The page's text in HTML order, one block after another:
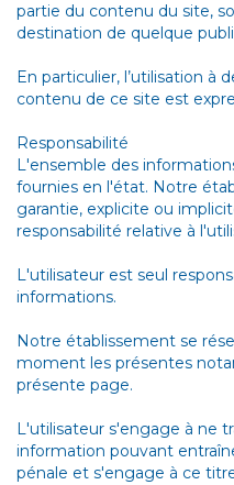
partie du contenu du site,
destination de quelque
En particulier, l’utilisation à
contenu de ce site est
Responsabilité
L'ensemble des
fournies en l'état. Notre
garantie, explicite ou
responsabilité relative à
L'utilisateur est seul
informations.
Notre établissement se
moment les présentes
présente page.
L'utilisateur s'engage à ne
information pouvant
pénale et s'engage à ce